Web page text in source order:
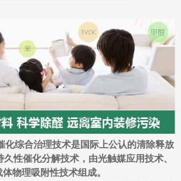
综合治理技术是国际上公认的清除释放
性催化分解技术，由光触媒应用技术、
物理吸附性技术组成。